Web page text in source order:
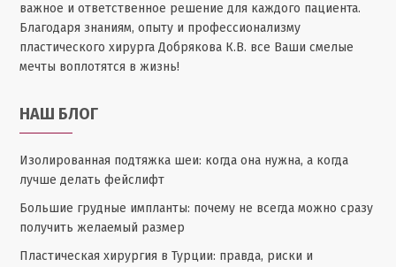
важное и ответственное решение для каждого пациента.
Благодаря знаниям, опыту и профессионализму
пластического хирурга Добрякова К.В. все Ваши смелые
мечты воплотятся в жизнь!
НАШ БЛОГ
Изолированная подтяжка шеи: когда она нужна, а когда
лучше делать фейслифт
Большие грудные импланты: почему не всегда можно сразу
получить желаемый размер
Пластическая хирургия в Турции: правда, риски и